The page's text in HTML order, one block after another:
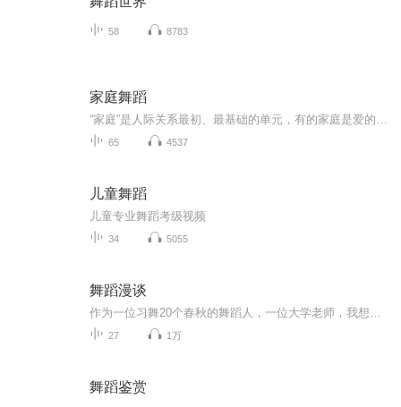
58 8783
家庭舞蹈
65 4537
儿童舞蹈
儿童专业舞蹈考级视频
34 5055
舞蹈漫谈
27 1万
舞蹈鉴赏